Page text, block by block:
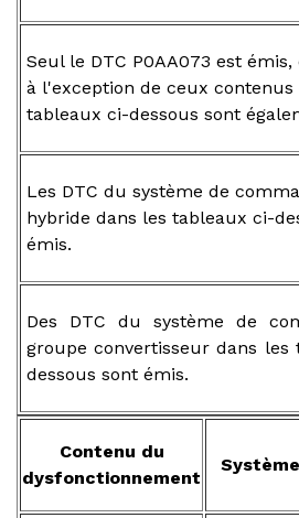
Seul le DTC P0AA073 est émis,
à l'exception de ceux contenus
tableaux ci-dessous sont
Les DTC du système de
hybride dans les tableaux ci-
émis.
Des DTC du système de
groupe convertisseur dans les
dessous sont émis.
Contenu du
dysfonctionnement
Système